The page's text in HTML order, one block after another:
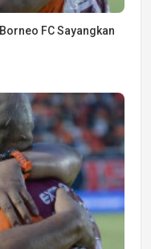
FC Sayangkan